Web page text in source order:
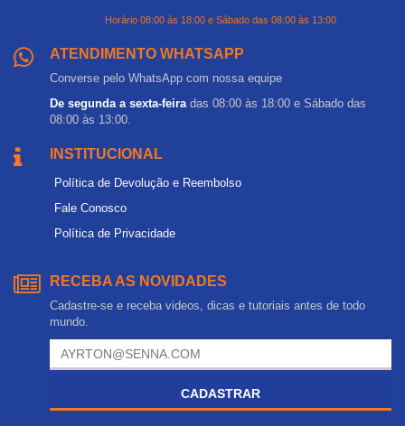
Horário 08:00 às 18:00 e Sábado das 08:00 às 13:00
ATENDIMENTO WHATSAPP
Converse pelo WhatsApp com nossa equipe
De segunda a sexta-feiradas 08:00 às 18:00 e Sábado das
08:00 às 13:00.
INSTITUCIONAL
Política de Devolução e Reembolso
Fale Conosco
Política de Privacidade
RECEBA AS NOVIDADES
Cadastre-se e receba videos, dicas e tutoriais antes de todo
mundo.
CADASTRAR